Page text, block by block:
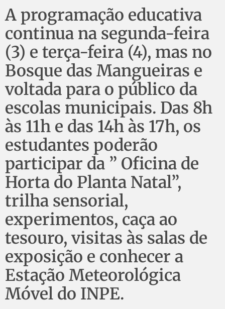
A programação educativa
continua na segunda-feira
(3) e terça-feira (4), mas no
Bosque das Mangueiras e
voltada para o público da
escolas municipais. Das 8h
às 11h e das 14h às 17h, os
estudantes poderão
participar da ” Oficina de
Horta do Planta Natal”,
trilha sensorial,
experimentos, caça ao
tesouro, visitas às salas de
exposição e conhecer a
Estação Meteorológica
Móvel do INPE.